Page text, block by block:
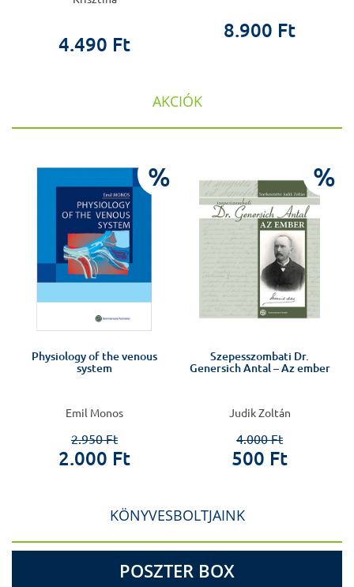
4.490 Ft
8.900 Ft
AKCIÓK
%
Physiology of the venous
system
Emil Monos
2.950 Ft
2.000 Ft
%
Szepesszombati Dr.
Genersich Antal – Az ember
Judik Zoltán
4.000 Ft
500 Ft
KÖNYVESBOLTJAINK
POSZTER BOX